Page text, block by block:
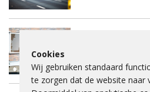
ontruimd na
Cookies
Wij gebruiken standaard
te zorgen dat de website naar